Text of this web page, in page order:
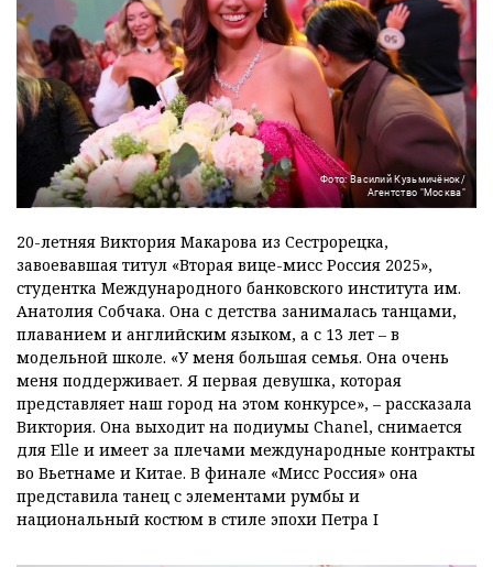
Фото: Василий Кузьмичёнок/
Агентство "Москва"
20-летняя Виктория Макарова из Сестрорецка,
завоевавшая титул «Вторая вице-мисс Россия 2025»,
студентка Международного банковского института им.
Анатолия Собчака. Она с детства занималась танцами,
плаванием и английским языком, а с 13 лет – в
модельной школе. «У меня большая семья. Она очень
меня поддерживает. Я первая девушка, которая
представляет наш город на этом конкурсе», – рассказала
Виктория. Она выходит на подиумы Chanel, снимается
для Elle и имеет за плечами международные контракты
во Вьетнаме и Китае. В финале «Мисс Россия» она
представила танец с элементами румбы и
национальный костюм в стиле эпохи Петра I